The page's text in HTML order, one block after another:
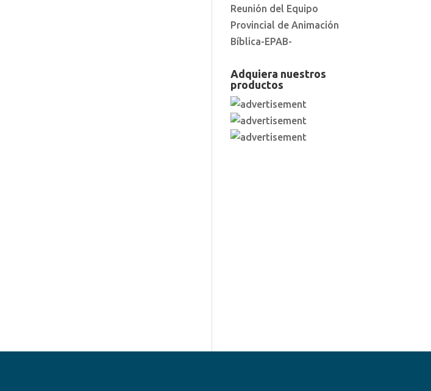
Reunión del Equipo
Provincial de Animación
Bíblica-EPAB-
Adquiera nuestros
productos